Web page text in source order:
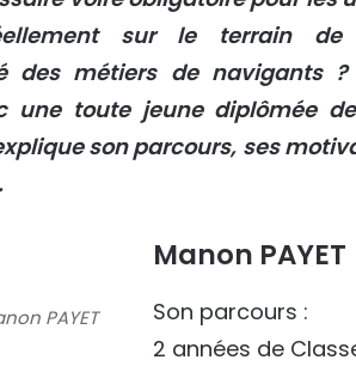
sur le terrain
des métiers de navigants ?
une toute jeune diplômée
son parcours, ses
PAYET
Manon PAYET
Son parcours :
2 années de